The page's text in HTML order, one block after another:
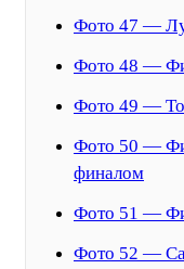
Фото 47 —
Фото 48 —
Фото 49 —
Фото 50 —
финалом
Фото 51 —
Фото 52 —